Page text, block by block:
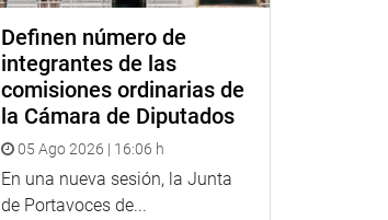
Definen número de
integrantes de las
comisiones ordinarias de
la Cámara de Diputados
05 Ago 2026 | 16:06 h
En una nueva sesión, la Junta
de Portavoces de...